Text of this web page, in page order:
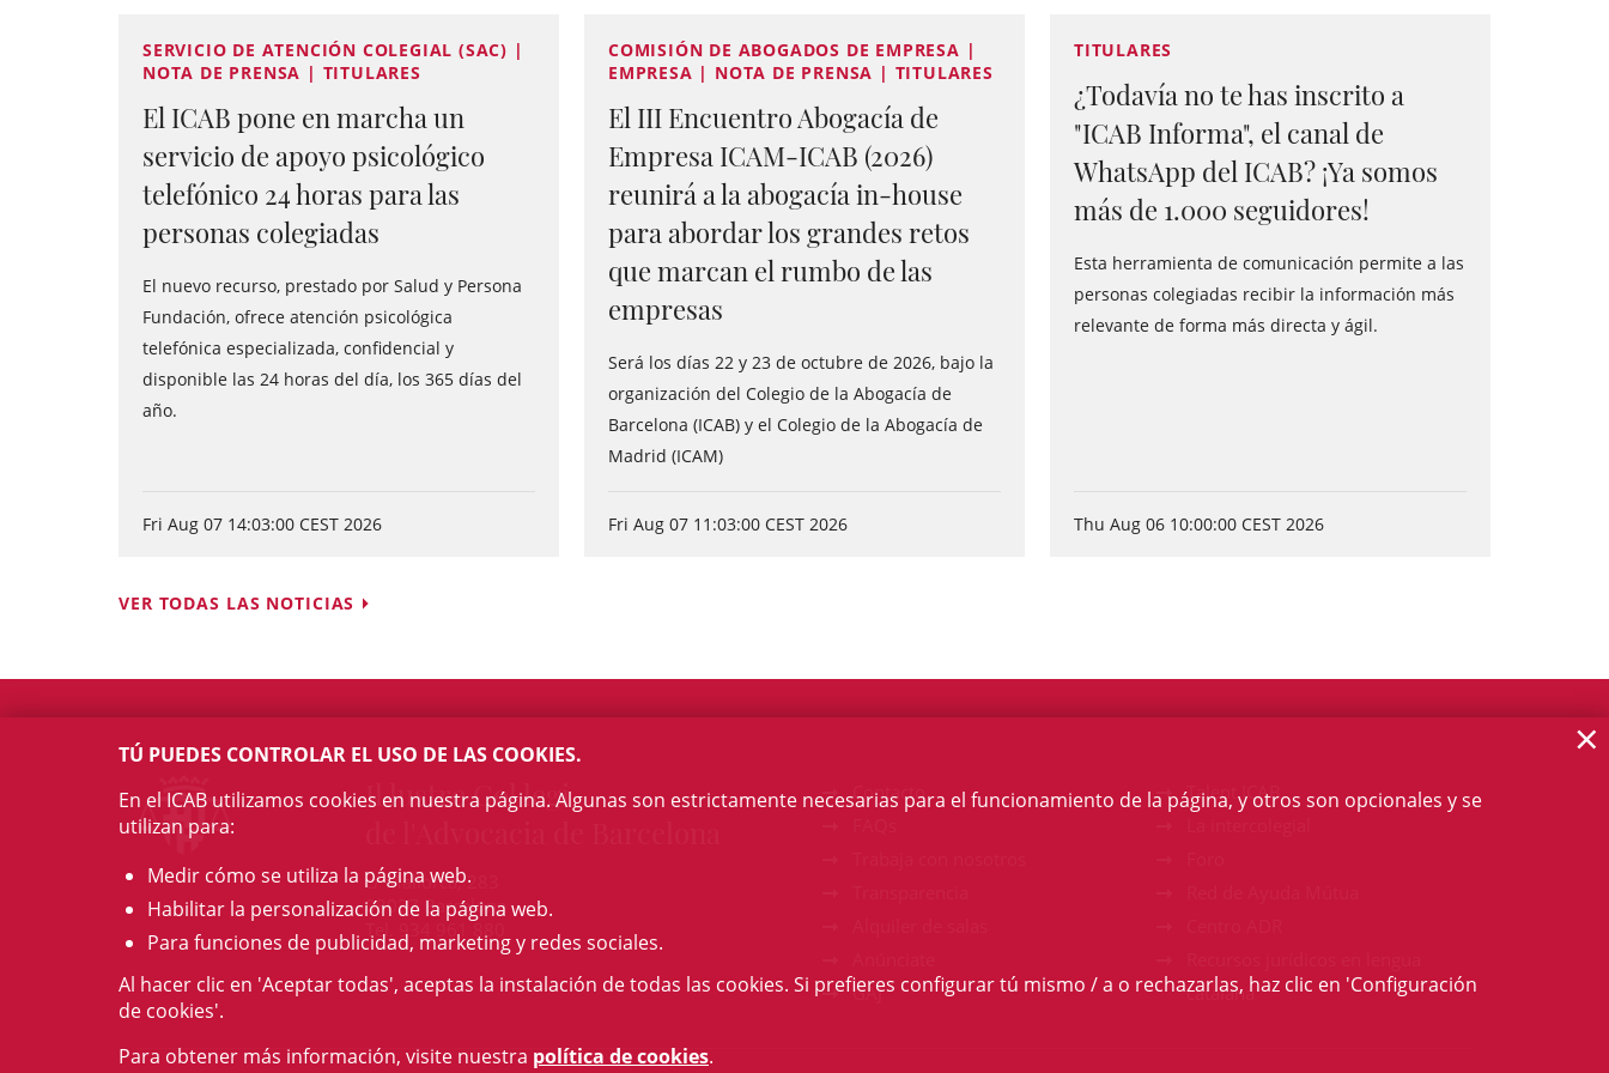
SERVICIO DE ATENCIÓN COLEGIAL (SAC) |
NOTA DE PRENSA | TITULARES
El ICAB pone en marcha un
servicio de apoyo psicológico
telefónico 24 horas para las
personas colegiadas
El nuevo recurso, prestado por Salud y Persona
Fundación, ofrece atención psicológica
telefónica especializada, confidencial y
disponible las 24 horas del día, los 365 días del
año.
Fri Aug 07 14:03:00 CEST 2026
COMISIÓN DE ABOGADOS DE EMPRESA |
EMPRESA | NOTA DE PRENSA | TITULARES
El III Encuentro Abogacía de
Empresa ICAM-ICAB (2026)
reunirá a la abogacía in-house
para abordar los grandes retos
que marcan el rumbo de las
empresas
Será los días 22 y 23 de octubre de 2026, bajo la
organización del Colegio de la Abogacía de
Barcelona (ICAB) y el Colegio de la Abogacía de
Madrid (ICAM)
Fri Aug 07 11:03:00 CEST 2026
TITULARES
¿Todavía no te has inscrito a
"ICAB Informa", el canal de
WhatsApp del ICAB? ¡Ya somos
más de 1.000 seguidores!
Esta herramienta de comunicación permite a las
personas colegiadas recibir la información más
relevante de forma más directa y ágil.
Thu Aug 06 10:00:00 CEST 2026
VER TODAS LAS NOTICIAS
Il·lustre Col·legi
c/ Mallorca, 283
08037 Barcelona
Tel. 934 961 880
Contacto
GAJ
Talent ICAB
catalana
TÚ PUEDES CONTROLAR EL USO DE LAS COOKIES.
En el ICAB utilizamos cookies en nuestra página. Algunas son estrictamente necesarias para el funcionamiento de la página, y otros son opcionales y se
utilizan para:
Medir cómo se utiliza la página web.
Habilitar la personalización de la página web.
Para funciones de publicidad, marketing y redes sociales.
Al hacer clic en 'Aceptar todas', aceptas la instalación de todas las cookies. Si prefieres configurar tú mismo / a o rechazarlas, haz clic en 'Configuración
de cookies'.
Para obtener más información, visite nuestra política de cookies.
×